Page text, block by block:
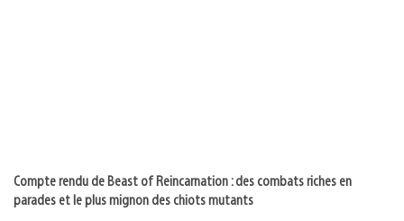
Compte rendu de Beast of Reincarnation : des combats riches en
parades et le plus mignon des chiots mutants